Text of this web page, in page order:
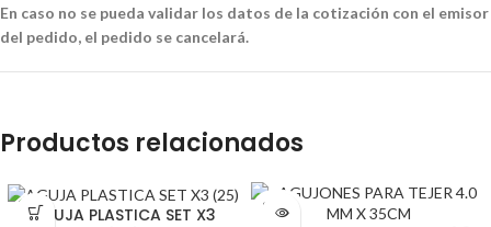
En caso no se pueda validar los datos de la cotización con el emisor
del pedido, el pedido se cancelará.
Productos relacionados
AGUJA PLASTICA SET X3
SOLD
OUT